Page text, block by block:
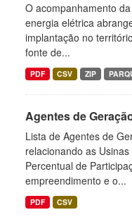
O acompanhamento
energia elétrica
implantação no
fonte de...
PDF CSV ZIP
Agentes de
Lista de Agentes de
relacionando as
Percentual de
empreendimento e o...
PDF CSV